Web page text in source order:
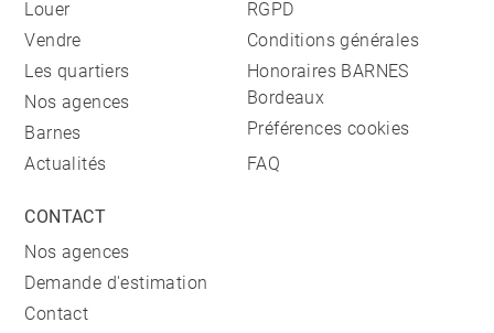
Louer
Vendre
Les quartiers
Nos agences
Barnes
Actualités
RGPD
Conditions générales
Honoraires BARNES
Bordeaux
Préférences cookies
FAQ
CONTACT
Nos agences
Demande d'estimation
Contact